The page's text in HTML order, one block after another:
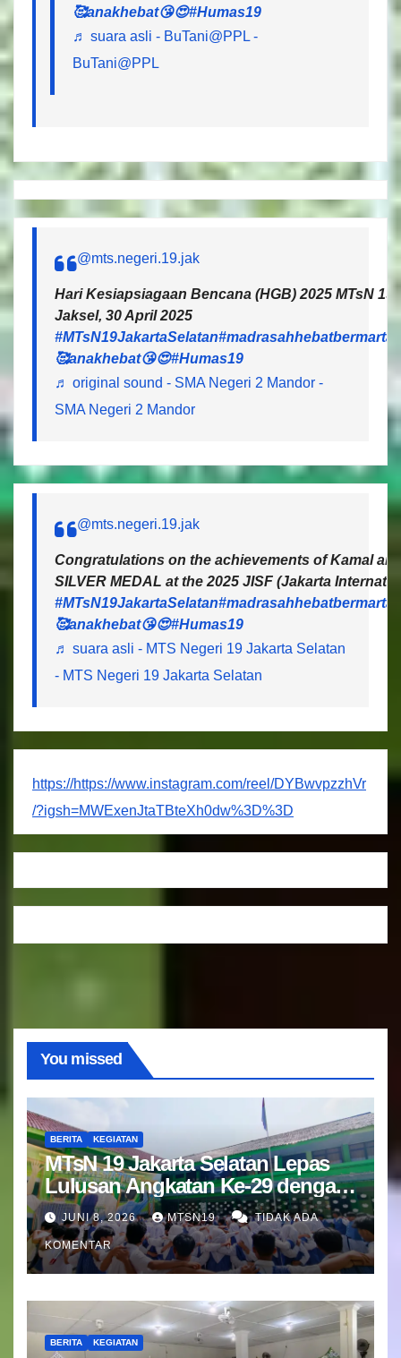
🥰anakhebat😘😍#Humas19
♬ suara asli - BuTani@PPL -
BuTani@PPL
@mts.negeri.19.jak
Hari Kesiapsiagaan Bencana (HGB) 2025 MTsN
Jaksel, 30 April 2025
#MTsN19JakartaSelatan
🥰anakhebat😘😍#Humas19
♬ original sound - SMA Negeri 2 Mandor -
SMA Negeri 2 Mandor
@mts.negeri.19.jak
Congratulations on the achievements of Kamal
SILVER MEDAL at the 2025 JISF (Jakarta
#MTsN19JakartaSelatan
🥰anakhebat😘😍#Humas19
♬ suara asli - MTS Negeri 19 Jakarta Selatan
- MTS Negeri 19 Jakarta Selatan
https://https://www.instagram.com/reel/DYBwvpzzhVr
/?igsh=MWExenJtaTBteXh0dw%3D%3D
You missed
BERITA KEGIATAN
MTsN 19 Jakarta Selatan Lepas
Lulusan Angkatan Ke-29 dengan
Doa dan Harapan Terbaik
JUNI 8, 2026 MTSN19 TIDAK ADA
KOMENTAR
BERITA KEGIATAN